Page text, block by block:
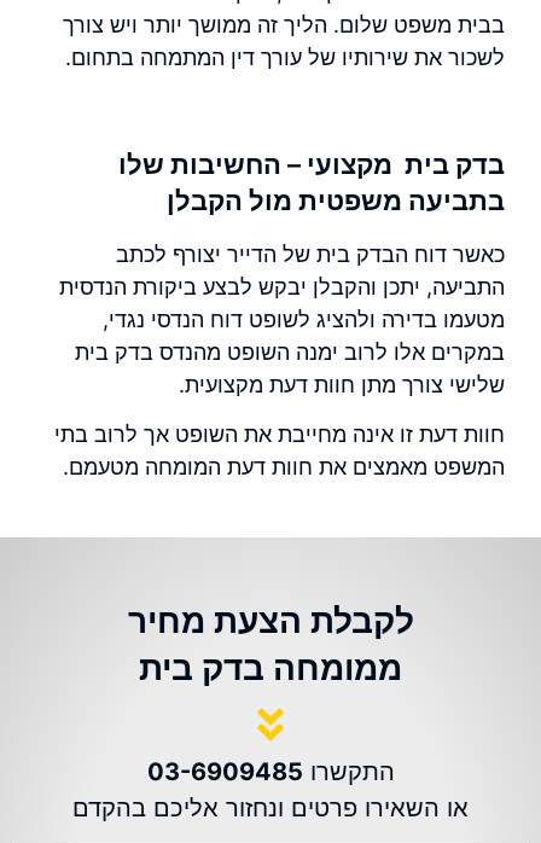
בבית משפט שלום. הליך זה ממושך יותר ויש צורך
לשכור את שירותיו של עורך דין המתמחה בתחום.
בדק בית מקצועי – החשיבות שלו
בתביעה משפטית מול הקבלן
כאשר דוח הבדק בית של הדייר יצורף לכתב
התביעה, יתכן והקבלן יבקש לבצעביקורת הנדסית
מטעמו בדירה ולהציג לשופט דוח הנדסי נגדי,
במקרים אלו לרוב ימנה השופט מהנדסבדק בית
שלישי צורך מתן חוות דעת מקצועית.
חוות דעת זו אינה מחייבת את השופט אך לרוב בתי
המשפט מאמצים את חוות דעת המומחה מטעמם.
לקבלת הצעת מחיר
ממומחה בדק בית
התקשרו03-6909485
או השאירו פרטים ונחזור אליכם בהקדם